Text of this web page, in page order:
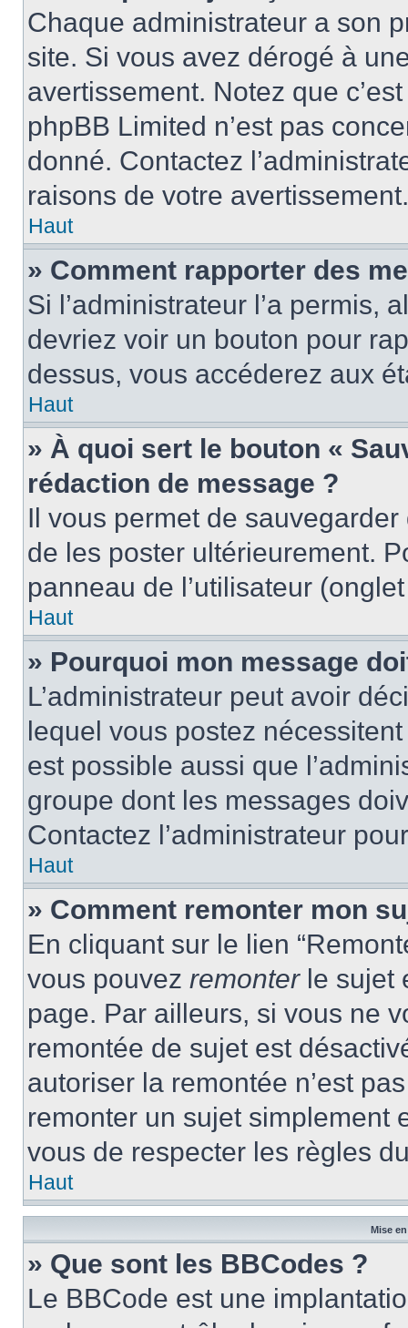
Chaque administrateur a son
site. Si vous avez dérogé à
avertissement. Notez que
phpBB Limited n’est pas
donné. Contactez
raisons de votre avertissement.
Haut
» Comment rapporter des
Si l’administrateur l’a permis,
devriez voir un bouton pour
dessus, vous accéderez aux
Haut
» À quoi sert le bouton «
rédaction de message ?
Il vous permet de
de les poster ultérieurement.
panneau de l’utilisateur
Haut
» Pourquoi mon message
L’administrateur peut avoir
lequel vous postez
est possible aussi que
groupe dont les messages
Contactez l’administrateur
Haut
» Comment remonter mon
En cliquant sur le lien
vous pouvez remonterle sujet
page. Par ailleurs, si vous ne
remontée de sujet est
autoriser la remontée n’est
remonter un sujet simplement
vous de respecter les règles
Haut
Mise
» Que sont les BBCodes ?
Le BBCode est une